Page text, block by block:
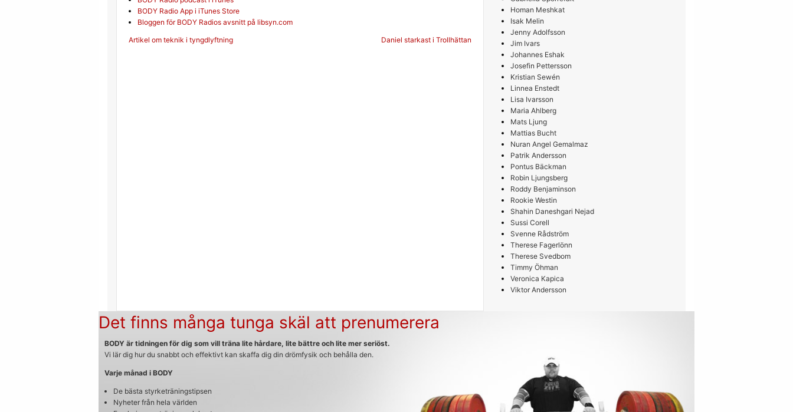
BODY Radio App i iTunes Store
Bloggen för BODY Radios avsnitt på libsyn.com
Inläggsnavigering
Artikel om teknik i tyngdlyftning Daniel starkast i Trollhättan
Homan Meshkat
Isak Melin
Jenny Adolfsson
Jim Ivars
Johannes Eshak
Josefin Pettersson
Kristian Sewén
Linnea Enstedt
Lisa Ivarsson
Maria Ahlberg
Mats Ljung
Mattias Bucht
Nuran Angel Gemalmaz
Patrik Andersson
Pontus Bäckman
Robin Ljungsberg
Roddy Benjaminson
Rookie Westin
Shahin Daneshgari Nejad
Sussi Corell
Svenne Rådström
Therese Fagerlönn
Therese Svedbom
Timmy Öhman
Veronica Kapica
Viktor Andersson
Det finns många tunga skäl att prenumerera
BODY är tidningen för dig som vill träna lite hårdare, lite bättre och lite mer seriöst.
Vi lär dig hur du snabbt och effektivt kan skaffa dig din drömfysik och behålla den.
Varje månad i BODY
De bästa styrketräningstipsen
Nyheter från hela världen